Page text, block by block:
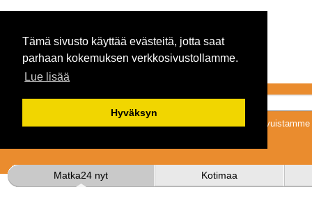
Tämä sivusto käyttää evästeitä, jotta saat
parhaan kokemuksen verkkosivustollamme.
Lue lisää
Hyväksyn
Tykkäämällä
Matka24 nyt Kotimaa